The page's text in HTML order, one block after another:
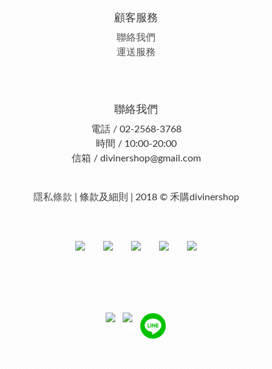
顧客服務
聯絡我們
運送服務
聯絡我們
電話 / 02-2568-3768
時間 / 10:00-20:00
信箱 / divinershop@gmail.com
隱私條款 | 條款及細則 | 2018 © 禾購divinershop